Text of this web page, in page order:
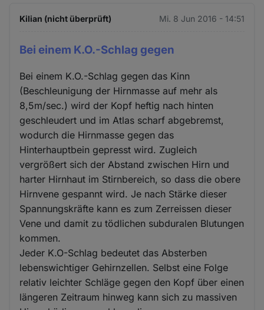
Kilian (nicht überprüft) Mi. 8 Jun 2016 - 14:51
Bei einem K.O.-Schlag gegen
Bei einem K.O.-Schlag gegen das Kinn
(Beschleunigung der Hirnmasse auf mehr als
8,5m/sec.) wird der Kopf heftig nach hinten
geschleudert und im Atlas scharf abgebremst,
wodurch die Hirnmasse gegen das
Hinterhauptbein gepresst wird. Zugleich
vergrößert sich der Abstand zwischen Hirn und
harter Hirnhaut im Stirnbereich, so dass die obere
Hirnvene gespannt wird. Je nach Stärke dieser
Spannungskräfte kann es zum Zerreissen dieser
Vene und damit zu tödlichen subduralen Blutungen
kommen.
Jeder K.O-Schlag bedeutet das Absterben
lebenswichtiger Gehirnzellen. Selbst eine Folge
relativ leichter Schläge gegen den Kopf über einen
längeren Zeitraum hinweg kann sich zu massiven